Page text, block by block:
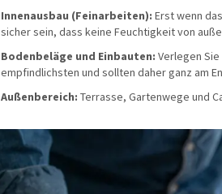
Innenausbau (Feinarbeiten): Erst wenn
sicher sein, dass keine Feuchtigkeit von
Bodenbeläge und Einbauten: Verlegen
empfindlichsten und sollten daher ganz am
Außenbereich: Terrasse, Gartenwege und